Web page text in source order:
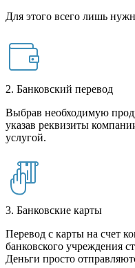
Для этого всего лишь
2. Банковский перевод
Выбрав необходимую
указав реквизиты
услугой.
3. Банковские карты
Перевод с карты на счет
банковского учреждения
Деньги просто